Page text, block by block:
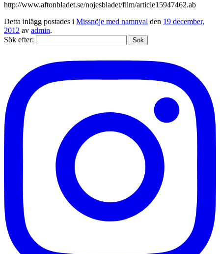
http://www.aftonbladet.se/nojesbladet/film/article15947462.ab
Detta inlägg postades i Missnöje med namnval den 19 december,
2012 av admin.
Sök efter: